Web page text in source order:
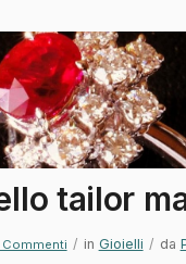
tailor
Commenti / in Gioielli / da